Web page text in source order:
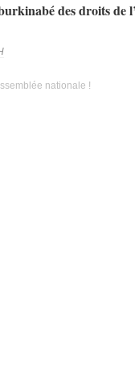
des droits de
nationale !